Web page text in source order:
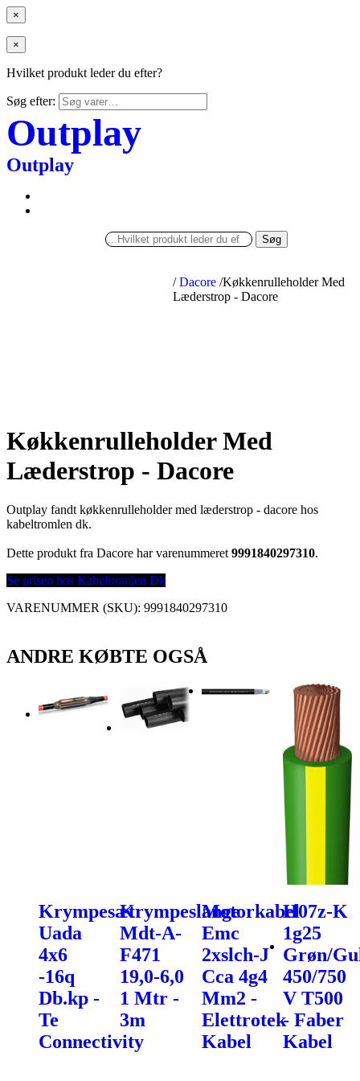
×
×
Hvilket produkt leder du efter?
Søg efter:
Outplay
Outplay
Søg
/ Dacore /Køkkenrulleholder Med
Læderstrop - Dacore
Køkkenrulleholder Med
Læderstrop - Dacore
Outplay fandt køkkenrulleholder med læderstrop - dacore hos
kabeltromlen dk.
Dette produkt fra Dacore har varenummeret 9991840297310.
Se prisen hos Kabeltromlen Dk
VARENUMMER (SKU): 9991840297310
ANDRE KØBTE OGSÅ
Krympesæt
Uada
4x6
-16q
Db.kp -
Te
Connectivity
Krympeslange
Mdt-A-
F471
19,0-6,0
1 Mtr -
3m
Motorkabel
Emc
2xslch-J
Cca 4g4
Mm2 -
Elettrotek
Kabel
H07z-K
1g25
Grøn/
450/750
V T500
- Faber
Kabel